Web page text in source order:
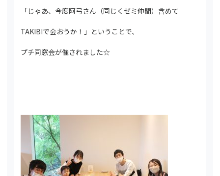
「じゃあ、今度阿弓さん（同じくゼミ仲間）含めて
TAKIBIで会おうか！」ということで、
プチ同窓会が催されました☆